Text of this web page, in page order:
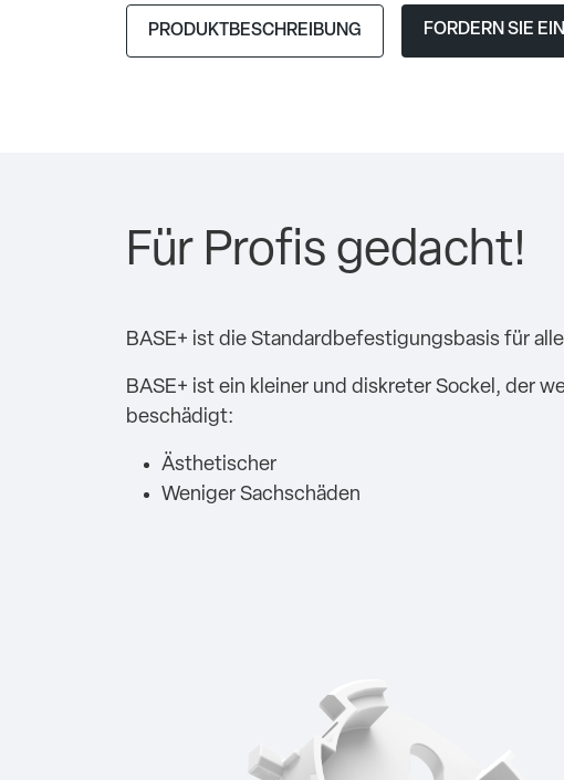
PRODUKTBESCHREIBUNG FORDERN SIE
Für Profis gedacht!
BASE+ ist die Standardbefestigungsbasis für
BASE+ ist ein kleiner und diskreter Sockel, der
beschädigt:
Ästhetischer
Weniger Sachschäden